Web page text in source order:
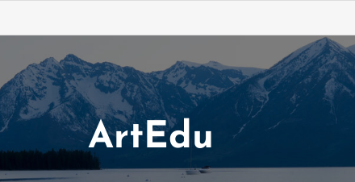
ArtEdu